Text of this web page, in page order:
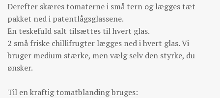
Derefter skæres tomaterne i små tern og lægges tæt
pakket ned i patentlågsglassene.
En teskefuld salt tilsættes til hvert glas.
2 små friske chillifrugter lægges ned i hvert glas. Vi
bruger medium stærke, men vælg selv den styrke, du
ønsker.
Til en kraftig tomatblanding bruges: